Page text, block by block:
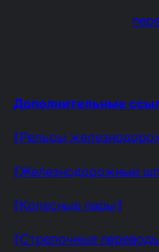
Дополнительные
⟦Рельсы
⟦Железнодорожные
⟦Колесные пары⟧
⟦Стрелочные